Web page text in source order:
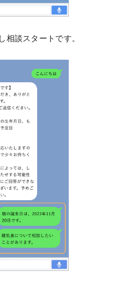
相談スタートです。